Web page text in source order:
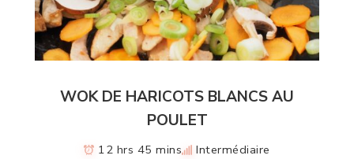
WOK DE HARICOTS BLANCS AU
POULET
12 hrs 45 mins Intermédiaire